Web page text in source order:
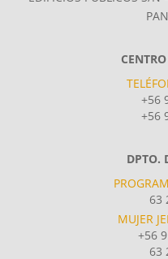
+56
+56
DPTO.
63
MUJER
+56
63